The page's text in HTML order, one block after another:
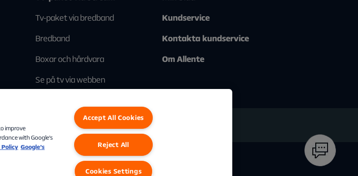
Tv-paket via bredband
Bredband
Boxar och hårdvara
Se på tv via webben
Kundservice
Kontakta kundservice
Om Allente
Instagram
Cookies Settings
improve
with Google's
Policy Google’s
Accept All Cookies
Reject All
Cookies Settings